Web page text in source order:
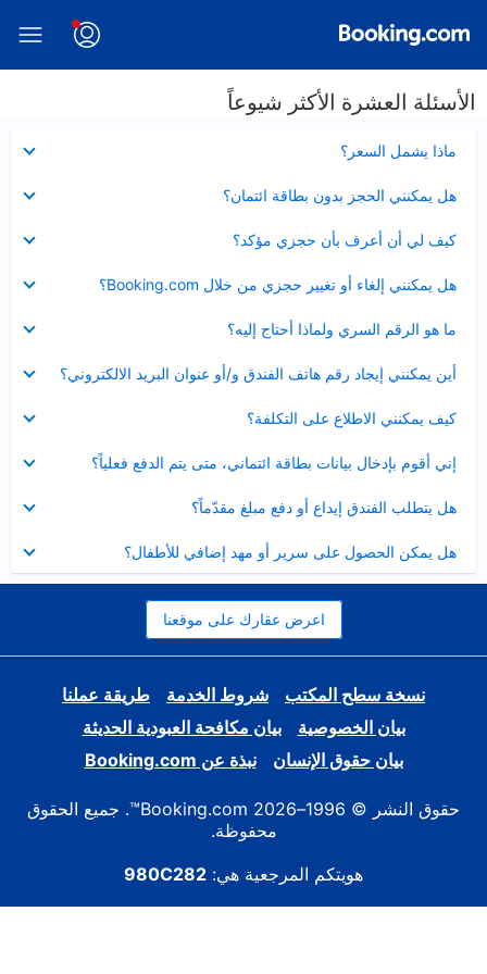
الأسئلة العشرة الأكثر شيوعاً
ماذا يشمل السعر؟
مصغر
هل يمكنني الحجز بدون بطاقة ائتمان؟
مصغر
كيف لي أن أعرف بأن حجزي مؤكد؟
مصغر
هل يمكنني إلغاء أو تغيير حجزي من خلال Booking.com؟
مصغر
ما هو الرقم السري ولماذا أحتاج إليه؟
مصغر
أين يمكنني إيجاد رقم هاتف الفندق و/أو عنوان البريد الالكتروني؟
عرض
مصغر
كيف يمكنني الاطلاع على التكلفة؟
مصغر
إني أقوم بإدخال بيانات بطاقة ائتماني، متى يتم الدفع فعلياً؟
مصغر
هل يتطلب الفندق إيداع أو دفع مبلغ مقدّماً؟
مصغر
هل يمكن الحصول على سرير أو مهد إضافي للأطفال؟
مصغر
اعرض عقارك على موقعنا
نسخة سطح المكتب شروط الخدمة
طريقة عملنا
بيان الخصوصية
بيان مكافحة العبودية الحديثة
بيان حقوق الإنسان
نبذة عن Booking.com
حقوق النشر © 1996–2026 Booking.com™. جميع الحقوق
محفوظة.
هويتكم المرجعية هي: 980C282